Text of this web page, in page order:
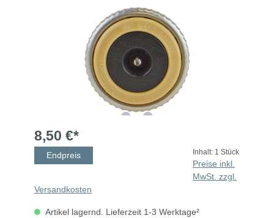
8,50 €*
Endpreis Inhalt: 1 Stück
Preise inkl.
MwSt. zzgl.
Versandkosten
Artikel lagernd. Lieferzeit 1-3 Werktage²